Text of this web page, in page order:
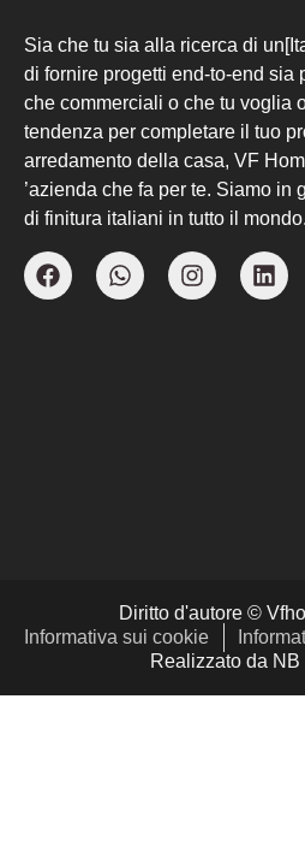
Sia che tu sia alla ricerca di
di fornire progetti end-to-end sia
che commerciali o che tu voglia
tendenza per completare il tuo
arredamento della casa, VF
’azienda che fa per te. Siamo in
di finitura italiani in tutto il mondo.
Diritto d'autore ©
Informativa sui cookie
Realizzato da NB